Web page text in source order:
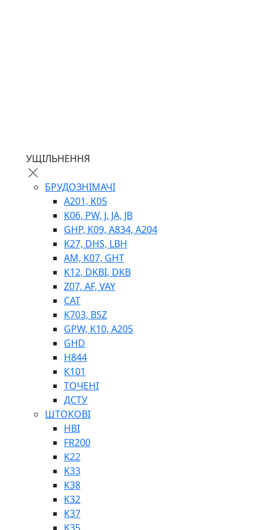
ЛЕБІДКИ
ВТУЛКИ
BIMETAL
Е90, E92
SINT, E60
ПНЕВМАТИКА
ФІТИНГИ
УЩІЛЬНЕННЯ
БРУДОЗНІМАЧІ
A201, K05
K06, PW, J, JA, JB
GHP, K09, A834, A204
K27, DHS, LBH
AM, K07, GHT
K12, DKBI, DKB
Z07, AF, VAY
CAT
K703, BSZ
GPW, K10, A205
GHD
H844
К101
ТОЧЕНІ
ДСТУ
ШТОКОВІ
HBI
FR200
K22
K33
K38
K32
K37